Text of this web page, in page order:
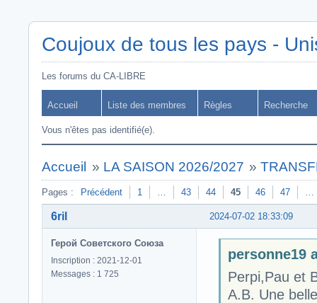
Coujoux de tous les pays -
Les forums du CA-LIBRE
Accueil Liste des membres Règles Recherche
Vous n'êtes pas identifié(e).
Accueil » LA SAISON 2026/2027 »
Pages : Précédent 1 … 43 44 45 46 47 …
2024-07-02 18:33:09
6ril
Герой Советского Союза
Inscription : 2021-12-01
Messages : 1 725
personne19
Perpi,Pau et
A.B. Une